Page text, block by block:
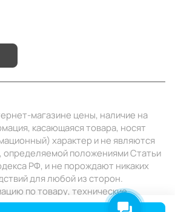
магазине цены, наличие на
касающаяся товара, носят
характер и не являются
определяемой положениями Статьи
РФ, и не порождают никаких
для любой из сторон.
по товару, технические
в отделе продаж в день